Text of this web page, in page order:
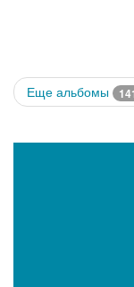
Еще альбомы